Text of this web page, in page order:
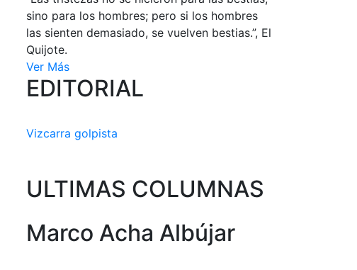
sino para los hombres; pero si los hombres
las sienten demasiado, se vuelven bestias.”, El
Quijote.
Ver Más
EDITORIAL
Vizcarra golpista
ULTIMAS COLUMNAS
Marco Acha Albújar